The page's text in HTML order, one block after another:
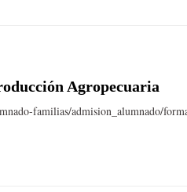
Agropecuaria
familias/admision_alumnado/